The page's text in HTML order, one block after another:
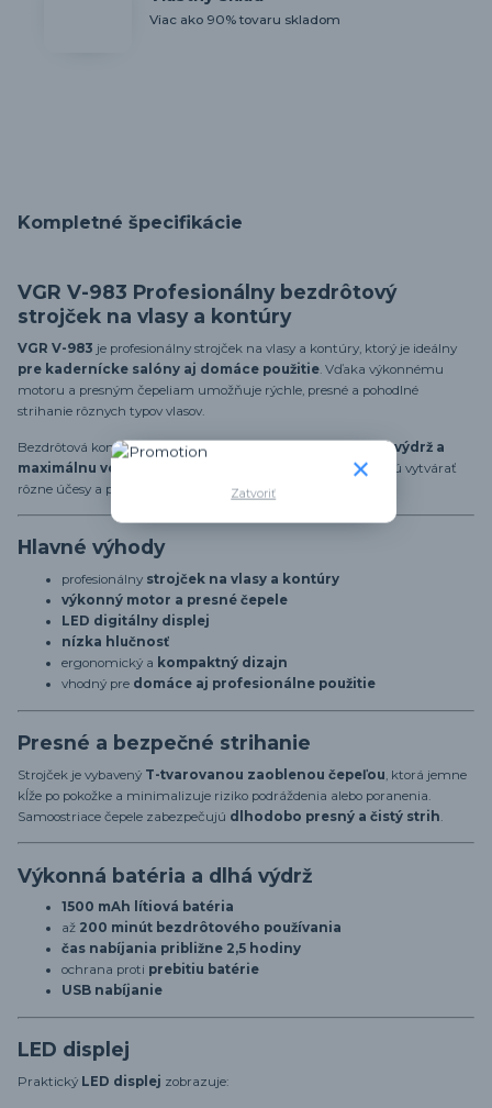
Viac ako 90% tovaru skladom
Kompletné špecifikácie
VGR V-983 Profesionálny bezdrôtový
strojček na vlasy a kontúry
VGR V-983 je profesionálny strojček na vlasy a kontúry, ktorý je ideálny
pre kadernícke salóny aj domáce použitie. Vďaka výkonnému
motoru a presným čepeliam umožňuje rýchle, presné a pohodlné
strihanie rôznych typov vlasov.
Bezdrôtová konštrukcia s výkonnou batériou poskytuje
dlhú výdrž a
maximálnu voľnosť pohybu
. Priložené nástavce umožňujú vytvárať
rôzne účesy a presné kontúry.
Hlavné výhody
profesionálny strojček na vlasy a kontúry
výkonný motor a presné čepele
LED digitálny displej
nízka hlučnosť
ergonomický a kompaktný dizajn
vhodný pre domáce aj profesionálne použitie
Presné a bezpečné strihanie
Strojček je vybavený T-tvarovanou zaoblenou čepeľou , ktorá jemne
kĺže po pokožke a minimalizuje riziko podráždenia alebo poranenia.
Samoostriace čepele zabezpečujú dlhodobo presný a čistý strih
Výkonná batéria a dlhá výdrž
1500 mAh lítiová batéria
až 200 minút bezdrôtového používania
čas nabíjania približne 2,5 hodiny
ochrana proti prebitiu batérie
USB nabíjanie
LED displej
Praktický LED displej zobrazuje:
Zatvoriť